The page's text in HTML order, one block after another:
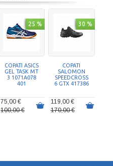
25 %
COPATI ASICS
GEL TASK MT
3 1071A078
401
75,00 €
100,00 €
30 %
COPATI
SALOMON
SPEEDCROSS
6 GTX 417386
119,00 €
170,00 €
25 % 25 %